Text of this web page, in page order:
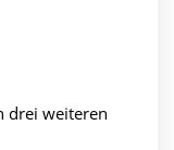
drei weiteren